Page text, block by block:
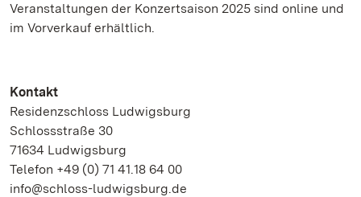
Veranstaltungen der Konzertsaison 2025 sind online und
im Vorverkauf erhältlich.
Kontakt
Residenzschloss Ludwigsburg
Schlossstraße 30
71634 Ludwigsburg
Telefon +49 (0) 71 41.18 64 00
info@schloss-ludwigsburg.de